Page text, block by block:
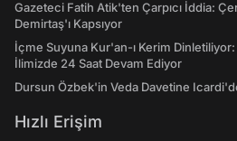
Gazeteci Fatih Atik'ten Çarpıcı İddia:
Demirtaş'ı Kapsıyor
İçme Suyuna Kur'an-ı Kerim Dinletiliyor:
İlimizde 24 Saat Devam Ediyor
Dursun Özbek'in Veda Davetine
Hızlı Erişim